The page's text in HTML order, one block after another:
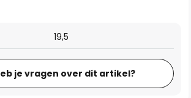
19,5
je vragen over dit artikel?